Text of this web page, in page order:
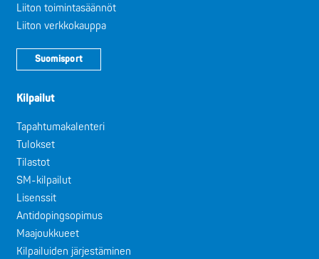
Liiton toimintasäännöt
Liiton verkkokauppa
Suomisport
Kilpailut
Tapahtumakalenteri
Tulokset
Tilastot
SM-kilpailut
Lisenssit
Antidopingsopimus
Maajoukkueet
Kilpailuiden järjestäminen